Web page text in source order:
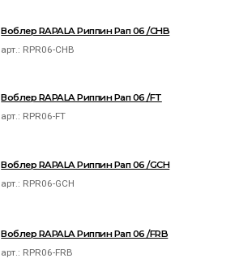
Воблер RAPALA Риппин Рап 06 /CHB
арт.: RPR06-CHB
Воблер RAPALA Риппин Рап 06 /FT
арт.: RPR06-FT
Воблер RAPALA Риппин Рап 06 /GCH
арт.: RPR06-GCH
Воблер RAPALA Риппин Рап 06 /FRB
арт.: RPR06-FRB